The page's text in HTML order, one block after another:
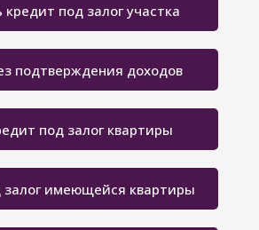
залог имеющейся квартиры
под залог квартиры
подтверждения доходов
кредит под залог участка